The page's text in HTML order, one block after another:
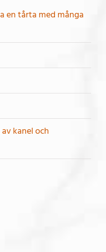
en tårta med många
kanel och